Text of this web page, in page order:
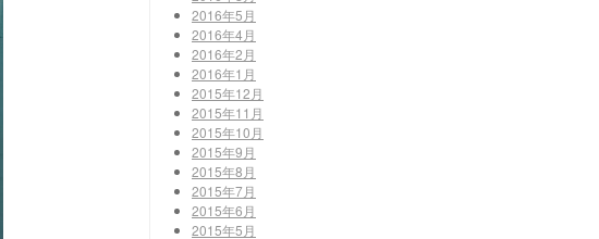
2016年5月
2016年4月
2016年2月
2016年1月
2015年12月
2015年11月
2015年10月
2015年9月
2015年8月
2015年7月
2015年6月
2015年5月